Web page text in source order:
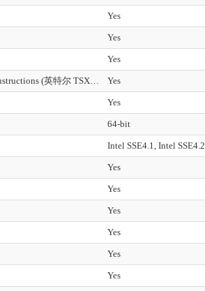
Yes
Yes
Yes
英特尔 Transactional Synchronization Extensions – New Instructions (英特尔 TSX-NI) Yes
Yes
64-bit
Intel SSE4.1, Intel
Yes
Yes
Yes
Yes
Yes
Yes